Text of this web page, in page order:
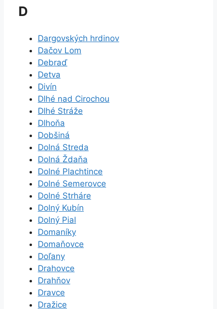
D
Dargovských hrdinov
Dačov Lom
Debraď
Detva
Divín
Dlhé nad Cirochou
Dlhé Stráže
Dlhoňa
Dobšiná
Dolná Streda
Dolná Ždaňa
Dolné Plachtince
Dolné Semerovce
Dolné Strháre
Dolný Kubín
Dolný Pial
Domaníky
Domaňovce
Doľany
Drahovce
Drahňov
Dravce
Dražice